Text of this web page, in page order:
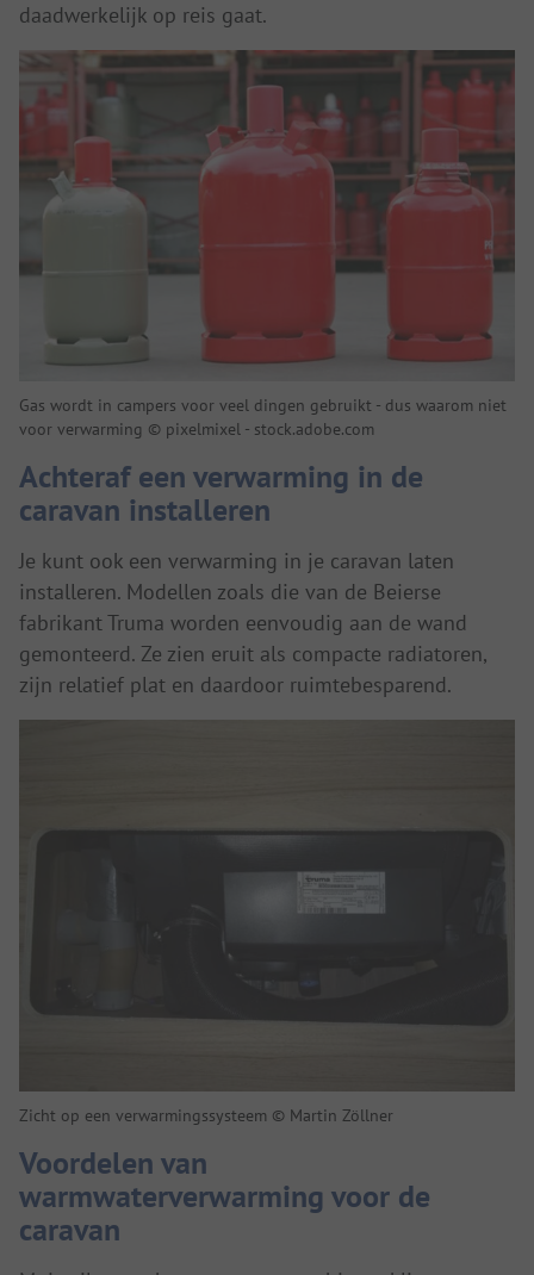
daadwerkelijk op reis gaat.
Gas wordt in campers voor veel dingen gebruikt - dus waarom niet
voor verwarming © pixelmixel - stock.adobe.com
Achteraf een verwarming in de
caravan installeren
Je kunt ook een verwarming in je caravan laten
installeren. Modellen zoals die van de Beierse
fabrikant Truma worden eenvoudig aan de wand
gemonteerd. Ze zien eruit als compacte radiatoren,
zijn relatief plat en daardoor ruimtebesparend.
Zicht op een verwarmingssysteem © Martin Zöllner
Voordelen van
warmwaterverwarming voor de
caravan